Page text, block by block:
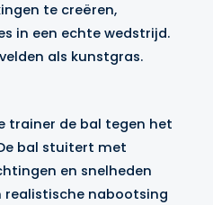
te creëren,
in een echte wedstrijd.
als kunstgras.
trainer de bal tegen het
bal stuitert met
en snelheden
realistische nabootsing